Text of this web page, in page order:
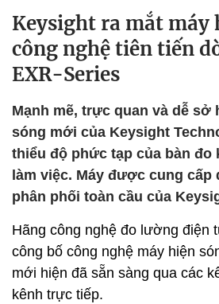
Keysight ra mắt máy
công nghệ tiên tiến
EXR-Series
Mạnh mẽ, trực quan và dễ sở
sóng mới của Keysight
thiểu độ phức tạp của bàn đo
làm việc. Máy được cung
phân phối toàn cầu của
Hãng công nghệ đo lường điện
công bố công nghệ máy hiện
mới hiện đã sẵn sàng qua các
kênh trực tiếp.